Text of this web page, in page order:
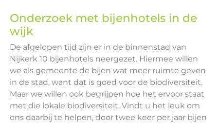
Onderzoek met bijenhotels in de
wijk
De afgelopen tijd zijn er in de binnenstad van
Nijkerk 10 bijenhotels neergezet. Hiermee willen
we als gemeente de bijen wat meer ruimte geven
in de stad, want dat is goed voor de biodiversiteit.
Maar we willen ook begrijpen hoe het ervoor staat
met die lokale biodiversiteit. Vindt u het leuk om
ons daarbij te helpen, door twee keer per jaar bijen